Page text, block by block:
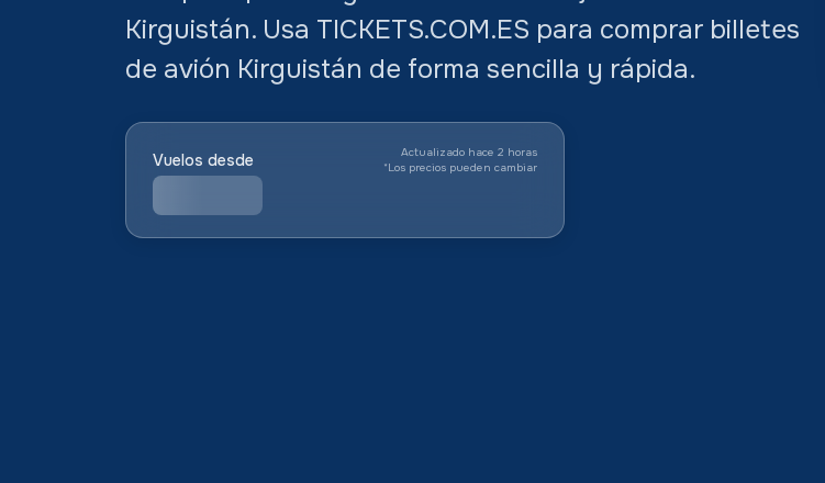
Kirguistán. Usa TICKETS.COM.ES para comprar billetes
de avión Kirguistán de forma sencilla y rápida.
Vuelos desde
Actualizado hace 2 horas
*Los precios pueden cambiar